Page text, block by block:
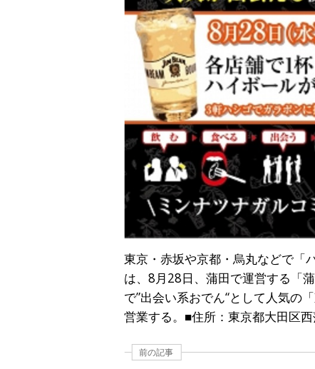
東京・赤坂や京都・烏丸などで「
は、8月28日、蒲田で運営する「
で”出会い系おでん“として人気の
営業する。■住所：東京都大田
前の記事